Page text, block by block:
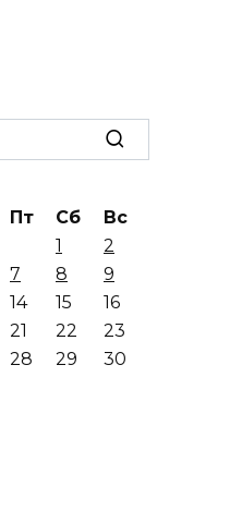
Пт Сб
Вс
1
2
7 8
9
14 15
16
21 22
23
28 29
30